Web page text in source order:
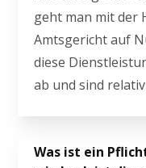
geht man mit der
Amtsgericht auf
diese
ab und sind
Was ist ein